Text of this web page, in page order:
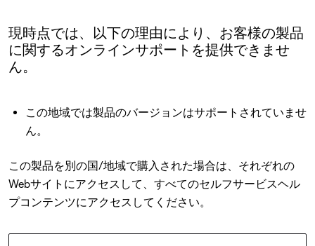
現時点では、以下の理由により、お客様の製品
に関するオンラインサポートを提供できませ
ん。
この地域では製品のバージョンはサポートされていませ
ん。
この製品を別の国/地域で購入された場合は、それぞれの
Webサイトにアクセスして、すべてのセルフサービスヘル
プコンテンツにアクセスしてください。